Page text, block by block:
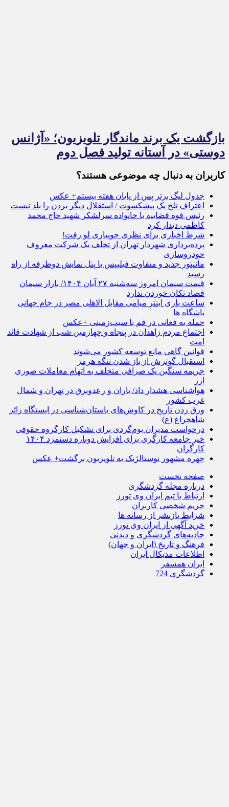
بازگشت یک برند ماندگار تلویزیون؛ «آژانس
دوستی» در آستانه تولید فصل دوم
کاربران به دنبال چه موضوعی هستند؟
جدول لیگ برتر پس از پایان هفته بیستم+ عکس
اعتراف تلخ یک پیشکسوت / استقلال دیگر بردن را بلد نیست
رئیس قوه قضاییه با خانواده سرلشکر شهید حاج محمد
کاظمی دیدار کرد
شرط اخباری برای نظری جویباری لو رفت!
پرده‌برداری شهردار تهران از تخلف یک شرکت معروف
خودروسازی
مانیتور جدید و متفاوت فیلیپس با پنل نمایش دوطرفه از راه
رسید
قیمت سیمان امروز سه‌شنبه ۲۷ آبان ۱۴۰۴/ بازار سیمان
قصاد تکان خوردن ندارد
ساعت بازی اینتر میامی مقابل الاهلی مصر در جام جهانی
باشگاه ها
حمله به فغانی در قم با سیب‌زمینی +عکس
اجتماع مردم زاهدان در پنجاه و چهارمین شب از شهادت قائد
امت
قوانین گاهی مانع توسعه کشور می‌شوند
استقبال گوترش از باز شدن تنگه هرمز
جریمه سنگین یک صرافی متخلف به اتهام معاملات صوری
ارز
هواشناسی هشدار داد/ باران و رعدوبرق در تهران و شمال
غرب کشور
ورق زدن تاریخ در کاوش‌های باستان‌شناسی در ایستگاه زائر
شاهچراغ (ع)
درخواست مدیران بوم‌گردی برای تشکیل کارگروه حقوقی
خیز جامعه کارگری برای افزایش دوباره دستمزد ۱۴۰۴
کارگران
چهره مشهور نوستالژیک به تلویزیون برگشت+ عکس
صفحه نخست
درباره مجله گردشگری
ارتباط با تیم ایران وی تورز
حریم شخصی کاربران
شرایط بازنشر از رسانه ها
خرید آگهی از ایران وی تورز
جاذبه‌های گردشگری و دیدنی
فرهنگ و تاریخ (ایران و جهان)
اطلاعات مدیکال ایران
ایران همسفر
گردشگری 724